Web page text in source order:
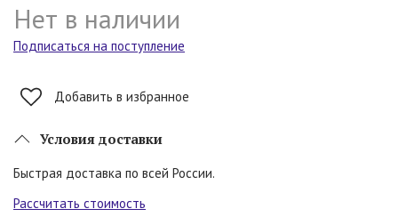
Нет в наличии
Подписаться на поступление
Добавить в избранное
Условия доставки
Быстрая доставка по всей России.
Рассчитать стоимость